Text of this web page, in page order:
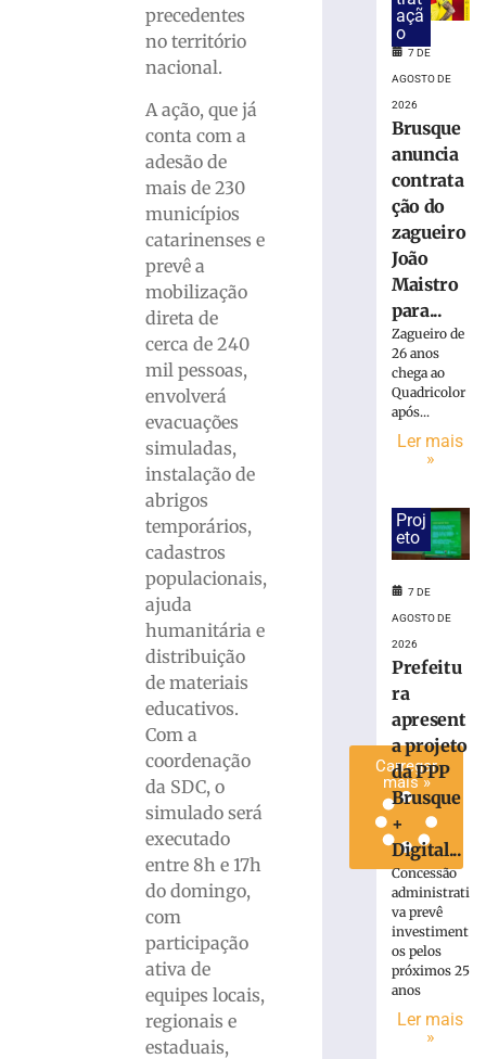
precedentes
no território
nacional.
A ação, que já
conta com a
adesão de
mais de 230
municípios
catarinenses e
prevê a
mobilização
direta de
cerca de 240
mil pessoas,
envolverá
evacuações
simuladas,
instalação de
abrigos
temporários,
cadastros
populacionais,
ajuda
humanitária e
distribuição
de materiais
educativos.
Com a
coordenação
da SDC, o
simulado será
executado
entre 8h e 17h
do domingo,
com
participação
ativa de
equipes locais,
regionais e
estaduais,
tráfico
drogas
Bairro
Azambuja
Incêndio
atinge
residência
bombeiros
Gaspar
Carregar
mais »
açã
o
7 DE
AGOSTO DE
2026
Brusque
anuncia
contrata
ção do
zagueiro
João
Maistro
para...
Zagueiro de
26 anos
chega ao
Quadricolor
após...
Ler mais
»
Proj
eto
7 DE
AGOSTO DE
2026
Prefeitu
ra
apresent
a projeto
da PPP
Brusque
+
Digital...
Concessão
administrati
va prevê
investiment
os pelos
próximos 25
anos
Ler mais
»